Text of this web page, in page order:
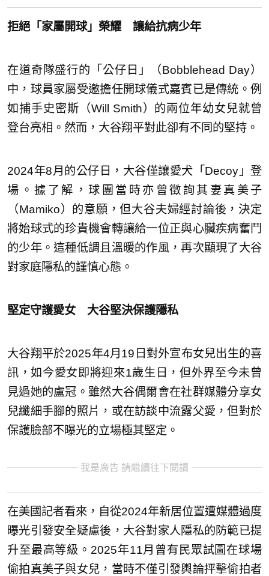
拒絕「家屬開球」榮耀 讓給抗病少年
在道奇隊盛行的「公仔日」（Bobblehead Day）
中，球員家屬受邀擔任開球儀式嘉賓已是傳統。例
如捕手史密斯（Will Smith）的兩位年幼女兒就曾
登台亮相。然而，大谷翔平對此卻有不同的堅持。
2024年8月的公仔日，大谷僅讓愛犬「Decoy」登
場。據了解，球團當時亦曾徵詢其妻真美子
（Mamiko）的意願，但大谷夫婦經討論後，決定
將始球式的珍貴機會轉讓給一位正與心臟疾病奮鬥
的少年。這種低調且溫暖的作風，再次顯現了大谷
對家庭隱私的謹慎心態。
堅定守護愛女 大谷堅決保護隱私
大谷翔平於2025年4月19日對外宣布女兒出生的喜
訊，如今愛女即將迎來1歲生日，但外界至今未曾
見過她的盧冠。雖然大谷偶爾會在社群媒體分享女
兒纖細手腳的照片，或在訪談中流露父愛，但對於
保護臉部不曝光的立場極其堅定。
我是廣告 請繼續往下閱讀
在美國記者看來，自從2024年新居位置遭媒體過度
曝光引發安全疑慮後，大谷對家人隱私的防範已提
升至最高等級。2025年11月曾有民眾試圖在球場
偷拍真美子與女兒，當時不僅引發輿論抨擊偷拍者